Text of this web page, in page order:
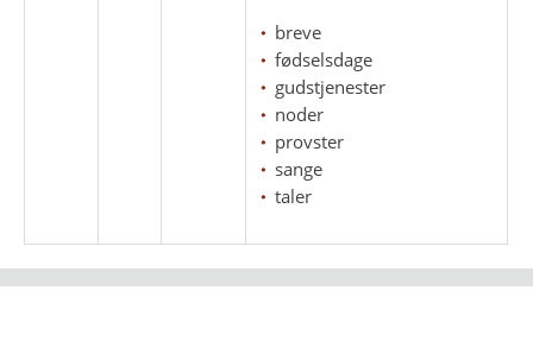
breve
fødselsdage
gudstjenester
noder
provster
sange
taler